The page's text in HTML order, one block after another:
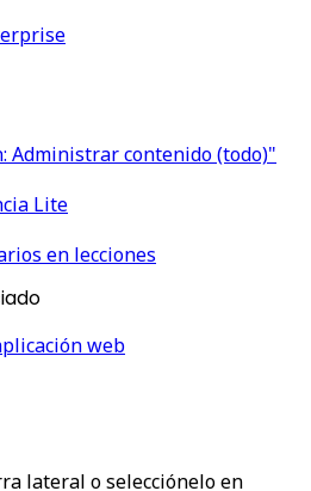
Administrar contenido (todo)"
Lite
en lecciones
web
lateral o selecciónelo en